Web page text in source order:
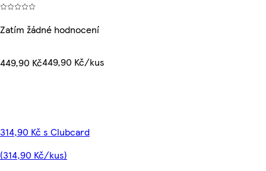
Zatím žádné hodnocení
449,90 Kč449,90 Kč/kus
314,90 Kč s Clubcard
(314,90 Kč/kus)